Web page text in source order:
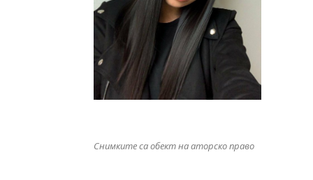
Снимките са обект на аторско право